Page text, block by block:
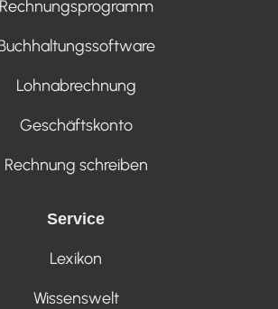
Rechnungsprogramm
Lohnabrechnung
Geschäftskonto
Rechnung schreiben
Service
Lexikon
Wissenswelt